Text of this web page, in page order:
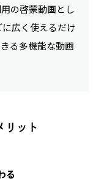
の啓蒙動画とし
広く使えるだけ
る多機能な動画
リット
る